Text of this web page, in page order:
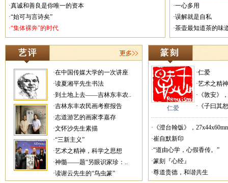
·真诚和善良是你唯一的资本
·“始可与言诗矣”
·“集体裸奔”的时代
·一心多用
·误解就是自私
·茶壶最知道茶的
·在中国传媒大学的一次讲座
·读夏湘平先生书法
·到土地上去——吉林东丰农..
·吉林东丰农民画考察报告
·志道游艺的画家李嘉存
·文怀沙先生素描
·“三新主义”
·艺术之精神，科学之思想
·神髓——题“另眼识家珍：..
·读谢云先生的“鸟虫篆”
仁爱
·仁爱
·艺术之精
·《敦安》
·《子曰其
·《澄台翰饭》，
·崔自默新印
·“道由心学，心假香传。”
·篆刻『心经』
·尊道贵德，和谐共生